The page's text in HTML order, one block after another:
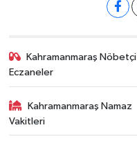
Kahramanmaraş Nöbetçi
Eczaneler
Kahramanmaraş Namaz
Vakitleri